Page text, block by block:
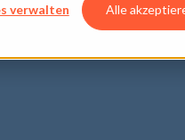
verwalten Alle